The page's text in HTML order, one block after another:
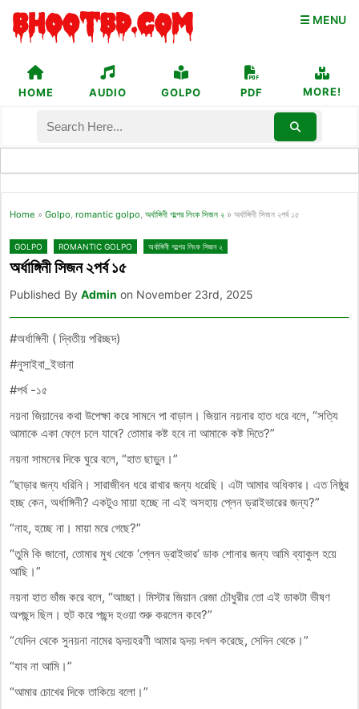
☰ MENU
HOME AUDIO GOLPO PDF MORE!
Home » Golpo, romantic golpo, অর্ধাঙ্গিনী গল্পের লিংক সিজন ২ » অর্ধাঙ্গিনী সিজন ২পর্ব ১৫
GOLPO ROMANTIC GOLPO অর্ধাঙ্গিনী গল্পের লিংক সিজন ২
অর্ধাঙ্গিনী সিজন ২পর্ব ১৫
Published By Admin on November 23rd, 2025
#অর্ধাঙ্গিনী ( দ্বিতীয় পরিচ্ছদ)
#নুসাইবা_ইভানা
#পর্ব -১৫
নয়না জিয়ানের কথা উপেক্ষা করে সামনে পা বাড়াল। জিয়ান নয়নার হাত ধরে বলে, “সত্যি
আমাকে একা ফেলে চলে যাবে? তোমার কষ্ট হবে না আমাকে কষ্ট দিতে?”
নয়না সামনের দিকে ঘুরে বলে, “হাত ছাড়ুন।”
“ছাড়ার জন্য ধরিনি। সারাজীবন ধরে রাখার জন্য ধরেছি। এটা আমার অধিকার। এত নিষ্ঠুর
হচ্ছ কেন, অর্ধাঙ্গিনী? একটুও মায়া হচ্ছে না এই অসহায় প্লেন ড্রাইভারের জন্য?”
“নাহ, হচ্ছে না। মায়া মরে গেছে?”
“তুমি কি জানো, তোমার মুখ থেকে ‘প্লেন ড্রাইভার’ ডাক শোনার জন্য আমি ব্যাকুল হয়ে
আছি।”
নয়না হাত ভাঁজ করে বলে, “আচ্ছা। মিস্টার জিয়ান রেজা চৌধুরীর তো এই ডাকটা ভীষণ
অপছন্দ ছিল। হুট করে পছন্দ হওয়া শুরু করলেন কবে?”
“যেদিন থেকে সুনয়না নামের হৃদয়হরণী আমার হৃদয় দখল করেছে, সেদিন থেকে।”
“যাব না আমি।”
“আমার চোখের দিকে তাকিয়ে বলো।”